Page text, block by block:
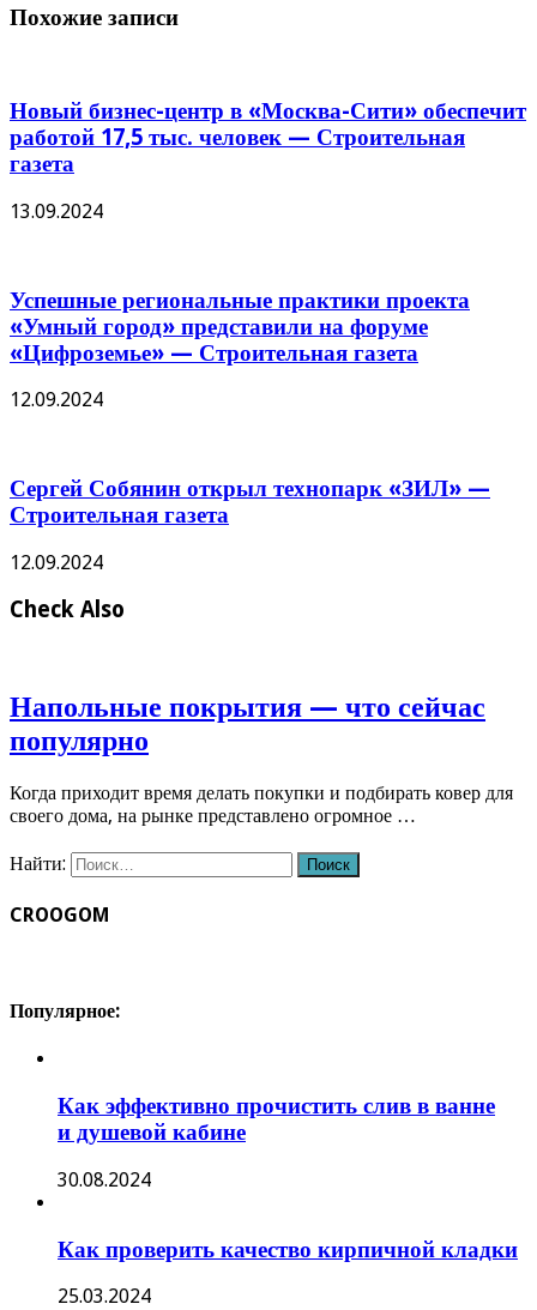
Похожие записи
Новый бизнес-центр в «Москва-Сити» обеспечит
работой 17,5 тыс. человек — Строительная
газета
13.09.2024
Успешные региональные практики проекта
«Умный город» представили на форуме
«Цифроземье» — Строительная газета
12.09.2024
Сергей Собянин открыл технопарк «ЗИЛ» —
Строительная газета
12.09.2024
Check Also
Напольные покрытия — что сейчас
популярно
Когда приходит время делать покупки и подбирать ковер для
своего дома, на рынке представлено огромное …
Найти:
CROOGOM
Популярное:
Как эффективно прочистить слив в ванне
и душевой кабине
30.08.2024
Как проверить качество кирпичной кладки
25.03.2024